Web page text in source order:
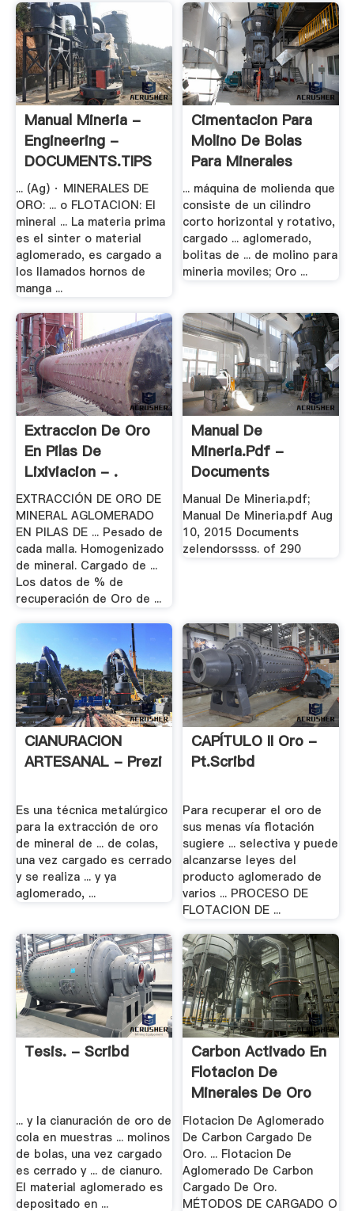
Manual Mineria -
Engineering -
DOCUMENTS.TIPS
... (Ag) · MINERALES DE
ORO: ... o FLOTACION: El
mineral ... La materia prima
es el sinter o material
aglomerado, es cargado a
los llamados hornos de
manga ...
Cimentacion Para
Molino De Bolas
Para Minerales
... máquina de molienda que
consiste de un cilindro
corto horizontal y rotativo,
cargado ... aglomerado,
bolitas de ... de molino para
mineria moviles; Oro ...
Extraccion De Oro
En Pilas De
Lixiviacion - .
EXTRACCIÓN DE ORO DE
MINERAL AGLOMERADO
EN PILAS DE ... Pesado de
cada malla. Homogenizado
de mineral. Cargado de ...
Los datos de % de
recuperación de Oro de ...
Manual De
Mineria.pdf -
Documents
Manual De Mineria.pdf;
Manual De Mineria.pdf Aug
10, 2015 Documents
zelendorssss. of 290
CIANURACION
ARTESANAL - Prezi
Es una técnica metalúrgico
para la extracción de oro
de mineral de ... de colas,
una vez cargado es cerrado
y se realiza ... y ya
aglomerado, ...
CAPÍTULO II Oro -
Pt.scribd
Para recuperar el oro de
sus menas vía flotación
sugiere ... selectiva y puede
alcanzarse leyes del
producto aglomerado de
varios ... PROCESO DE
FLOTACION DE ...
Tesis. - Scribd
... y la cianuración de oro de
cola en muestras ... molinos
de bolas, una vez cargado
es cerrado y ... de cianuro.
El material aglomerado es
depositado en ...
Carbon Activado En
Flotacion De
Minerales De Oro
Flotacion De Aglomerado
De Carbon Cargado De
Oro. ... Flotacion De
Aglomerado De Carbon
Cargado De Oro.
MÉTODOS DE CARGADO O